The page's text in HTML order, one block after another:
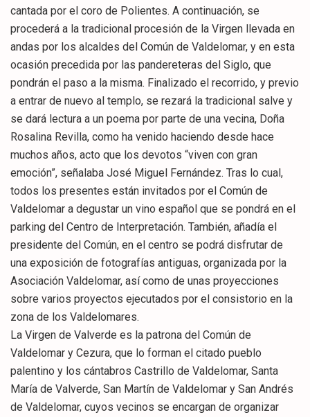
cantada por el coro de Polientes. A continuación, se
procederá a la tradicional procesión de la Virgen llevada en
andas por los alcaldes del Común de Valdelomar, y en esta
ocasión precedida por las pandereteras del Siglo, que
pondrán el paso a la misma. Finalizado el recorrido, y previo
a entrar de nuevo al templo, se rezará la tradicional salve y
se dará lectura a un poema por parte de una vecina, Doña
Rosalina Revilla, como ha venido haciendo desde hace
muchos años, acto que los devotos “viven con gran
emoción”, señalaba José Miguel Fernández. Tras lo cual,
todos los presentes están invitados por el Común de
Valdelomar a degustar un vino español que se pondrá en el
parking del Centro de Interpretación. También, añadía el
presidente del Común, en el centro se podrá disfrutar de
una exposición de fotografías antiguas, organizada por la
Asociación Valdelomar, así como de unas proyecciones
sobre varios proyectos ejecutados por el consistorio en la
zona de los Valdelomares.
La Virgen de Valverde es la patrona del Común de
Valdelomar y Cezura, que lo forman el citado pueblo
palentino y los cántabros Castrillo de Valdelomar, Santa
María de Valverde, San Martín de Valdelomar y San Andrés
de Valdelomar, cuyos vecinos se encargan de organizar